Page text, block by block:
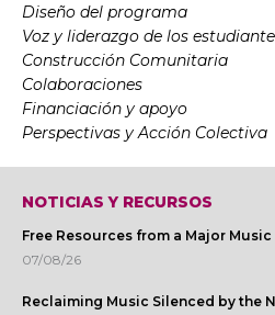
Diseño del programa
Voz y liderazgo de los
Construcción Comunitaria
Colaboraciones
Financiación y apoyo
Perspectivas y Acción Colectiva
NOTICIAS Y RECURSOS
Free Resources from a Major
07/08/26
Reclaiming Music Silenced by the